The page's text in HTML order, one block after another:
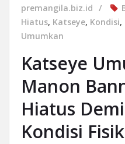
premangila.biz.id
Hiatus, Katseye, Kondisi,
Umumkan
Katseye
Manon
Hiatus
Kondisi